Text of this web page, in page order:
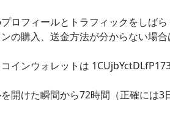
ロフィールとトラフィックをしば
の購入、送金方法が分からない場
インウォレットは
開けた瞬間から72時間（正確には3